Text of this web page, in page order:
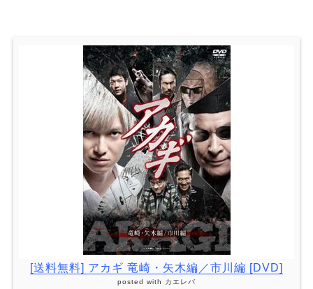
[送料無料] アカギ 竜崎・矢木編／市川編 [DVD]
posted with カエレバ